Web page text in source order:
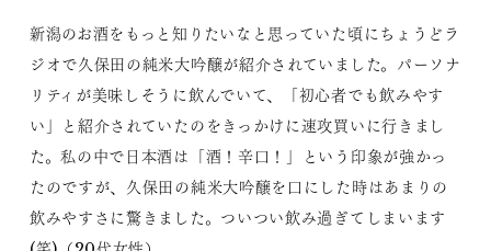
新潟のお酒をもっと知りたいなと思っていた頃にちょうどラ
ジオで久保田の純米大吟醸が紹介されていました。パーソナ
リティが美味しそうに飲んでいて、「初心者でも飲みやす
い」と紹介されていたのをきっかけに速攻買いに行きまし
た。私の中で日本酒は「酒！辛口！」という印象が強かっ
たのですが、久保田の純米大吟醸を口にした時はあまりの
飲みやすさに驚きました。ついつい飲み過ぎてしまいます